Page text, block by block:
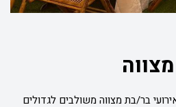
בר/בת מצווה משולבים לגדולים